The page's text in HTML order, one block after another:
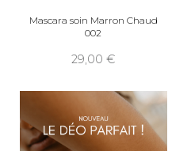
Mascara soin Marron Chaud
002
29,00